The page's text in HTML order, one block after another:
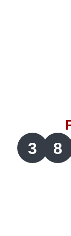
Lotería
Lotería
Lotería
Lotería
Lotería
3 8